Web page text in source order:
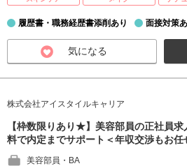
履歴書・職務経歴書添削あり 面接対策
気になる
株式会社アイスタイルキャリア
【枠数限りあり★】美容部員の正社員
料で内定までサポート＜年収交渉もお任
美容部員・BA